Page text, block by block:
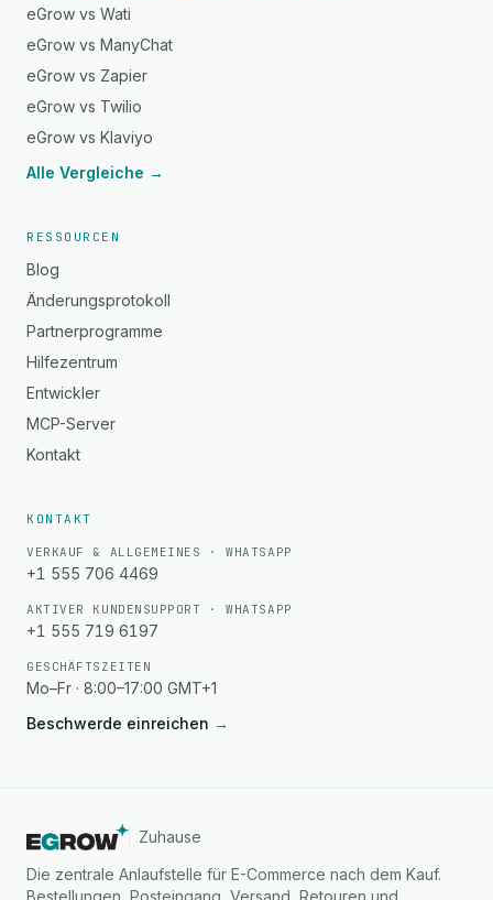
eGrow vs Wati
eGrow vs ManyChat
eGrow vs Zapier
eGrow vs Twilio
eGrow vs Klaviyo
Alle Vergleiche →
RESSOURCEN
Blog
Änderungsprotokoll
Partnerprogramme
Hilfezentrum
Entwickler
MCP-Server
Kontakt
KONTAKT
VERKAUF & ALLGEMEINES · WHATSAPP
+1 555 706 4469
AKTIVER KUNDENSUPPORT · WHATSAPP
+1 555 719 6197
GESCHÄFTSZEITEN
Mo–Fr · 8:00–17:00 GMT+1
Beschwerde einreichen →
Zuhause
Die zentrale Anlaufstelle für E-Commerce nach dem Kauf.
Bestellungen, Posteingang, Versand, Retouren und